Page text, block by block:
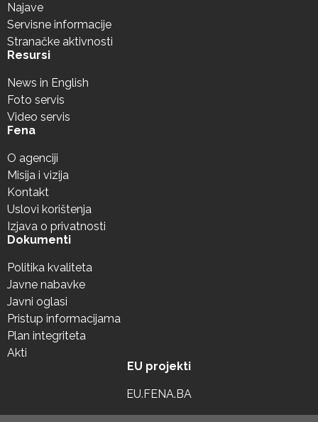
Najave
Servisne informacije
Stranačke aktivnosti
Resursi
News in English
Foto servis
Video servis
Fena
O agenciji
Misija i vizija
Kontakt
Uslovi korištenja
Izjava o privatnosti
Dokumenti
Politika kvaliteta
Javne nabavke
Javni oglasi
Pristup informacijama
Plan integriteta
Akti
EU projekti
EU.FENA.BA